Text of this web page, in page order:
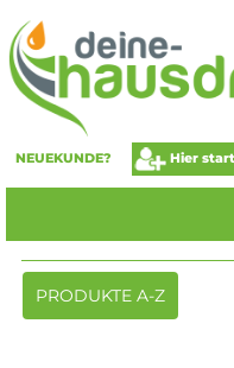
NEUEKUNDE? Hier
Toggle
navigation
PRODUKTE A-Z